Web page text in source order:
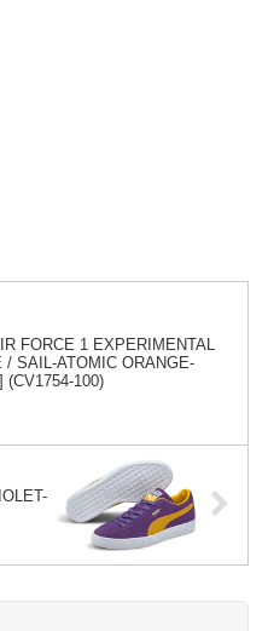
FORCE 1 EXPERIMENTAL
/ SAIL-ATOMIC ORANGE-
(CV1754-100)